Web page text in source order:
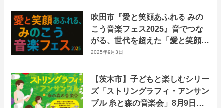
吹田市『愛と笑顔あふれる みの
こう音楽フェス2025』音でつな
がる、世代を超えた「愛と笑顔」
のハーモニー！
2025年9月3日
【茨木市】子どもと楽しむシリー
ズ「ストリングラフィ・アンサン
ブル 糸と森の音楽会」8月9日に